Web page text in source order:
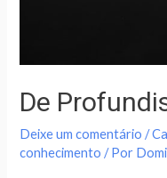
De
Deixe um comentário /
conhecimento / Por